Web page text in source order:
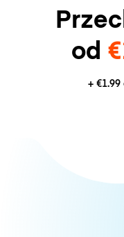
od
+ €1.99